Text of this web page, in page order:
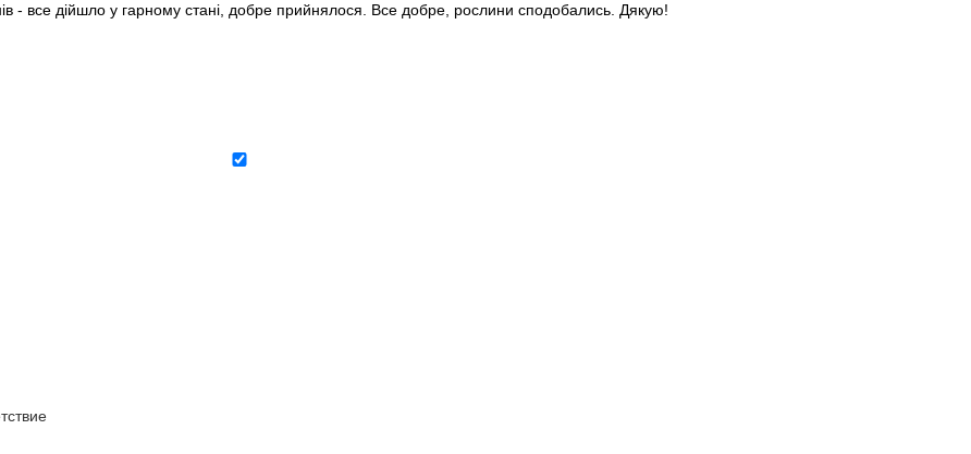
- все дійшло у гарному стані, добре прийнялося. Все добре, рослини сподобались. Дякую!